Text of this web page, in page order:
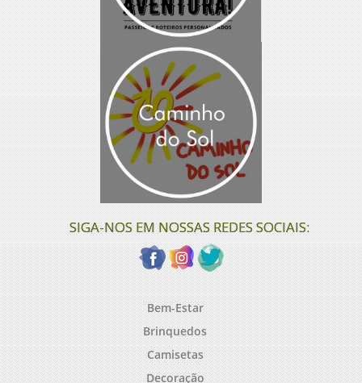
SIGA-NOS EM NOSSAS REDES SOCIAIS:
Bem-Estar
Brinquedos
Camisetas
Decoração